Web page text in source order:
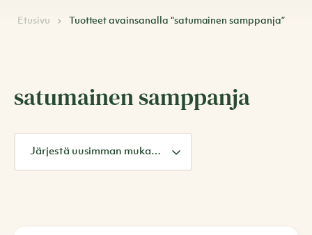
Etusivu Tuotteet avainsanalla “satumainen samppanja”
satumainen samppanja